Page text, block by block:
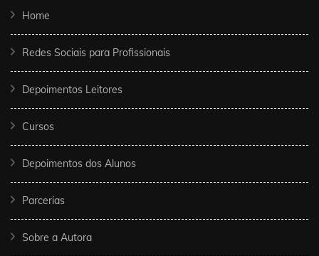
Home
Redes Sociais para Profissionais
Depoimentos Leitores
Cursos
Depoimentos dos Alunos
Parcerias
Sobre a Autora